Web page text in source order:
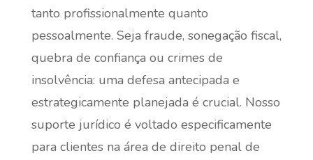
tanto profissionalmente quanto
pessoalmente. Seja fraude, sonegação fiscal,
quebra de confiança ou crimes de
insolvência: uma defesa antecipada e
estrategicamente planejada é crucial. Nosso
suporte jurídico é voltado especificamente
para clientes na área de direito penal de